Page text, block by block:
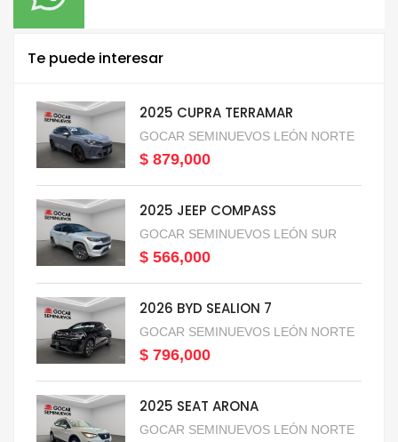
Te puede interesar
2025 CUPRA TERRAMAR
GOCAR SEMINUEVOS LEÓN NORTE
$ 879,000
2025 JEEP COMPASS
GOCAR SEMINUEVOS LEÓN SUR
$ 566,000
2026 BYD SEALION 7
GOCAR SEMINUEVOS LEÓN NORTE
$ 796,000
2025 SEAT ARONA
GOCAR SEMINUEVOS LEÓN NORTE